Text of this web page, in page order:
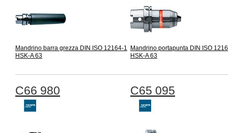
Mandrino barra grezza DIN ISO 12164-1
HSK-A 63
Mandrino portapunta DIN ISO
HSK-A 63
C66 980 C65 095